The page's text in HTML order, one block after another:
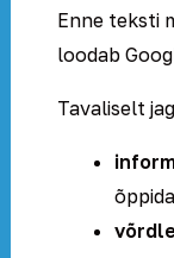
Enne teksti
loodab
Tavaliselt